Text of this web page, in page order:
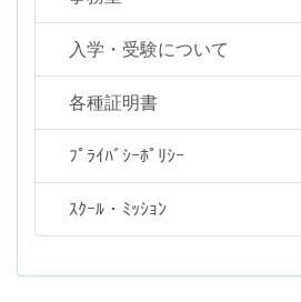
入学・受験について
各種証明書
ﾌﾟﾗｲﾊﾞｼｰﾎﾟﾘｼｰ
ｽｸｰﾙ・ﾐｯｼｮﾝ